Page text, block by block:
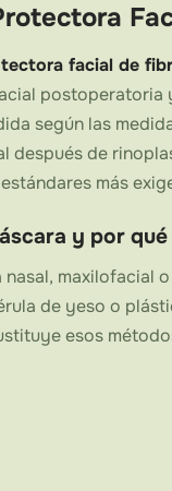
facial de
postoperatoria
según las
después de
más
y por
nasal, maxilofacial
de yeso o
esos
y personalizado